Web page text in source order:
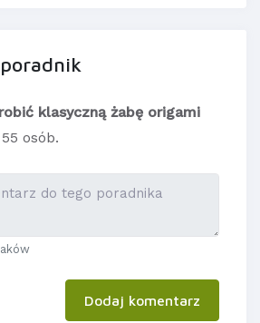
klasyczną żabę origami
osób.
Dodaj komentarz